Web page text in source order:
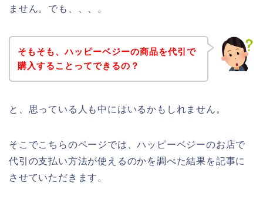
ません。でも、、、。
そもそも、ハッピーベジーの商品を代引で
購入することってできるの？
と、思っている人も中にはいるかもしれません。
そこでこちらのページでは、ハッピーベジーのお店で
代引の支払い方法が使えるのかを調べた結果を記事に
させていただきます。